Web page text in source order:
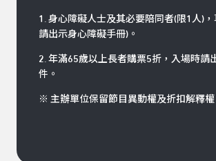
1. 身心障礙人士及其必要陪同者(限1人)
請出示身心障礙手冊)。
2. 年滿65歲以上長者購票5折，入場時請
件。
※ 主辦單位保留節目異動權及折扣解釋權